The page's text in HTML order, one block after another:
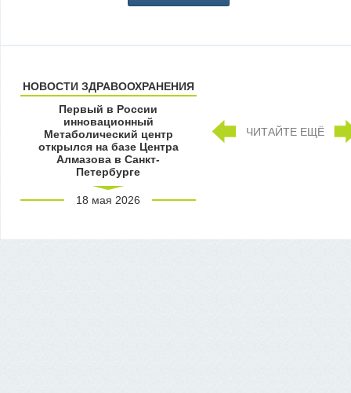
НОВОСТИ ЗДРАВООХРАНЕНИЯ
Первый в России
инновационный
Метаболический центр
открылся на базе Центра
Алмазова в Санкт-
Петербурге
18 мая 2026
ЧИТАЙТЕ ЕЩЁ